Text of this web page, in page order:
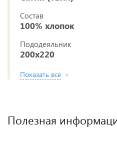
Состав
100% хлопок
Пододеяльник
200x220
Показать все
Полезная